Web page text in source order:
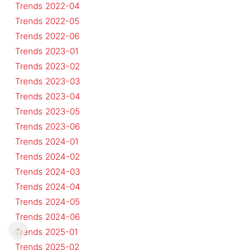
Trends 2022-04
Trends 2022-05
Trends 2022-06
Trends 2023-01
Trends 2023-02
Trends 2023-03
Trends 2023-04
Trends 2023-05
Trends 2023-06
Trends 2024-01
Trends 2024-02
Trends 2024-03
Trends 2024-04
Trends 2024-05
Trends 2024-06
Trends 2025-01
Trends 2025-02